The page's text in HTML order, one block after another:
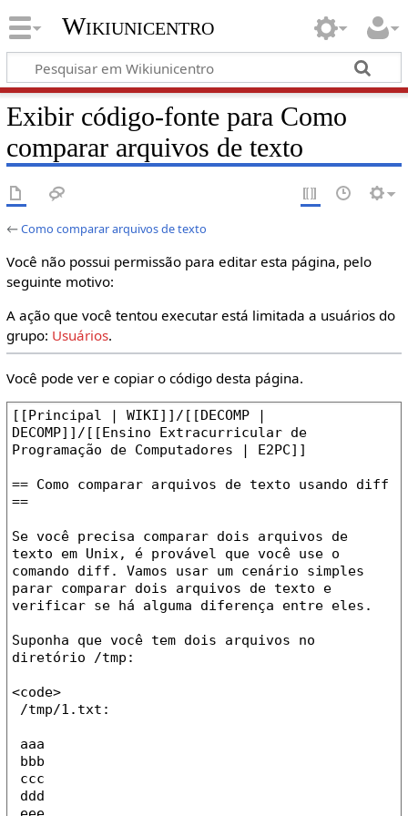
Wikiunicentro
Exibir código-fonte para Como
comparar arquivos de texto
←Como comparar arquivos de texto
Você não possui permissão para editar esta página, pelo
seguinte motivo:
A ação que você tentou executar está limitada a usuários do
grupo: Usuários.
Você pode ver e copiar o código desta página.